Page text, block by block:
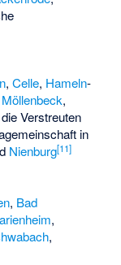
, Celle, Hameln-
Möllenbeck,
Verstreuten
in
Nienburg[11]
, Bad
,
,